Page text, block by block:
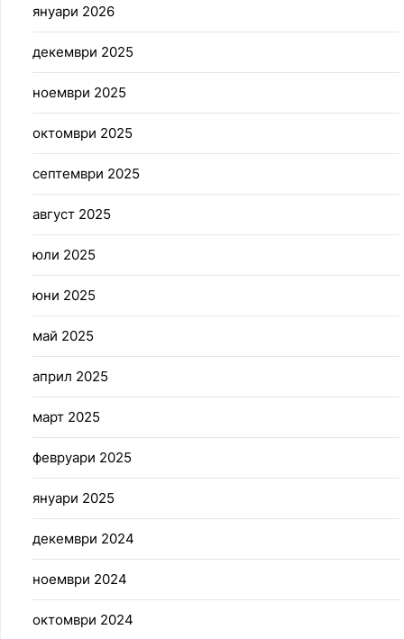
януари 2026
декември 2025
ноември 2025
октомври 2025
септември 2025
август 2025
юли 2025
юни 2025
май 2025
април 2025
март 2025
февруари 2025
януари 2025
декември 2024
ноември 2024
октомври 2024